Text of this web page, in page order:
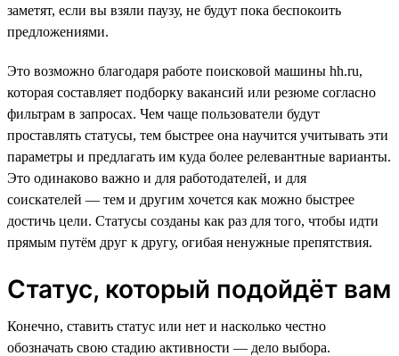
заметят, если вы взяли паузу, не будут пока беспокоить
предложениями.
Это возможно благодаря работе поисковой машины hh.ru,
которая составляет подборку вакансий или резюме согласно
фильтрам в запросах. Чем чаще пользователи будут
проставлять статусы, тем быстрее она научится учитывать эти
параметры и предлагать им куда более релевантные варианты.
Это одинаково важно и для работодателей, и для
соискателей — тем и другим хочется как можно быстрее
достичь цели. Статусы созданы как раз для того, чтобы идти
прямым путём друг к другу, огибая ненужные препятствия.
Статус, который подойдёт вам
Конечно, ставить статус или нет и насколько честно
обозначать свою стадию активности — дело выбора.